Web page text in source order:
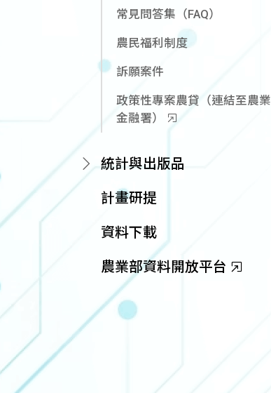
常見問答集（FAQ）
農民福利制度
訴願案件
政策性專案農貸（連結至農業
金融署）
統計與出版品
計畫研提
資料下載
農業部資料開放平台